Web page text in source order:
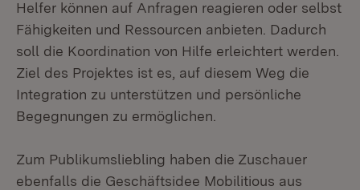
Helfer können auf Anfragen reagieren oder selbst
Fähigkeiten und Ressourcen anbieten. Dadurch
soll die Koordination von Hilfe erleichtert werden.
Ziel des Projektes ist es, auf diesem Weg die
Integration zu unterstützen und persönliche
Begegnungen zu ermöglichen.
Zum Publikumsliebling haben die Zuschauer
ebenfalls die Geschäftsidee Mobilitious aus